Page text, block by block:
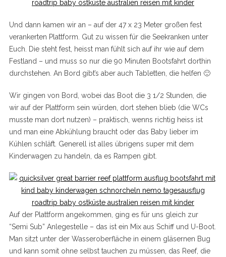
Und dann kamen wir an – auf der 47 x 23 Meter großen fest
verankerten Plattform. Gut zu wissen für die Seekranken unter
Euch. Die steht fest, heisst man fühlt sich auf ihr wie auf dem
Festland – und muss so nur die 90 Minuten Bootsfahrt dorthin
durchstehen. An Bord gibt’s aber auch Tabletten, die helfen 🙂
Wir gingen von Bord, wobei das Boot die 3 1/2 Stunden, die
wir auf der Plattform sein würden, dort stehen blieb (die WCs
musste man dort nutzen) – praktisch, wenns richtig heiss ist
und man eine Abkühlung braucht oder das Baby lieber im
Kühlen schläft. Generell ist alles übrigens super mit dem
Kinderwagen zu handeln, da es Rampen gibt.
Auf der Plattform angekommen, ging es für uns gleich zur
“Semi Sub” Anlegestelle – das ist ein Mix aus Schiff und U-Boot.
Man sitzt unter der Wasseroberfläche in einem gläsernen Bug
und kann somit ohne selbst tauchen zu müssen, das Reef, die